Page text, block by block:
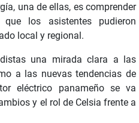
una de ellas, es comprender
los asistentes pudieron
local y regional.
una mirada clara a las
a las nuevas tendencias de
eléctrico panameño se va
y el rol de Celsia frente a